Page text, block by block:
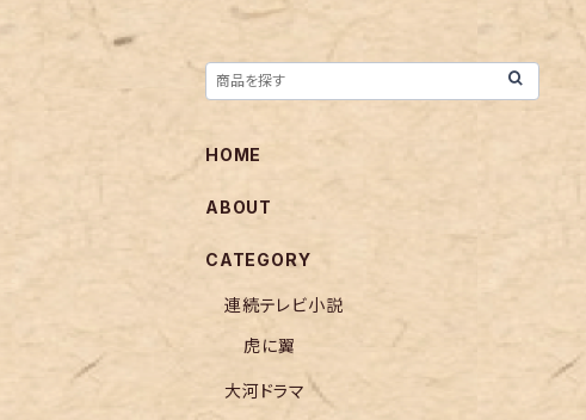
HOME
ABOUT
CATEGORY
連続テレビ小説
虎に翼
大河ドラマ